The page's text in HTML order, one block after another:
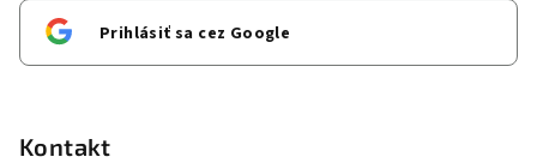
Prihlásiť sa cez Google
Kontakt